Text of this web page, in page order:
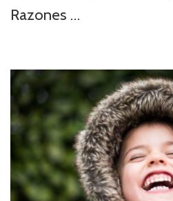
Razones …